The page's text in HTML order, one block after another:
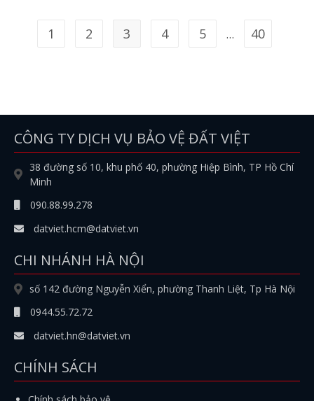
1 2 3 4 5 … 40
CÔNG TY DỊCH VỤ BẢO VỆ ĐẤT VIỆT
38 đường số 10, khu phố 40, phường Hiệp Bình, TP Hồ Chí
Minh
090.88.99.278
datviet.hcm@datviet.vn
CHI NHÁNH HÀ NỘI
số 142 đường Nguyễn Xiển, phường Thanh Liệt, Tp Hà Nội
0944.55.72.72
datviet.hn@datviet.vn
CHÍNH SÁCH